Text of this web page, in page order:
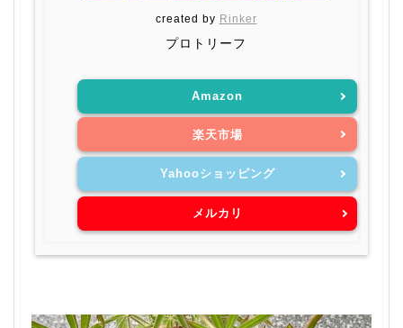
created by Rinker
プロトリーフ
Amazon
楽天市場
Yahooショッピング
メルカリ